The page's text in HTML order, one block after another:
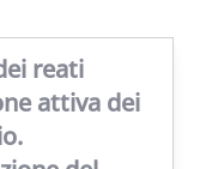
reati
attiva dei